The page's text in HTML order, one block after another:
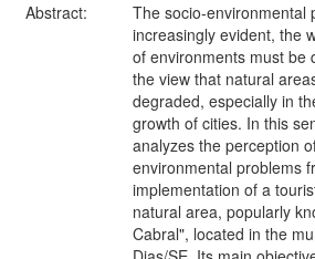
Abstract:
The socio-environmental
increasingly evident, the
of environments must be
the view that natural
degraded, especially in
growth of cities. In this
analyzes the perception
environmental problems
implementation of a
natural area, popularly
Cabral", located in the